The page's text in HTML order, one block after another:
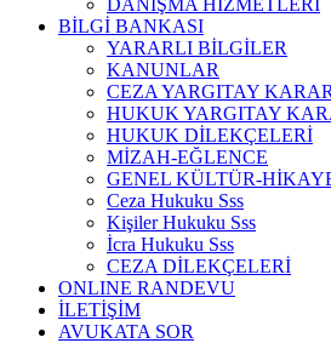
DANIŞMA HİZMETLERİ
BİLGİ BANKASI
YARARLI BİLGİLER
KANUNLAR
CEZA YARGITAY
HUKUK YARGITAY
HUKUK DİLEKÇELERİ
MİZAH-EĞLENCE
GENEL KÜLTÜR-
Ceza Hukuku Sss
Kişiler Hukuku Sss
İcra Hukuku Sss
CEZA DİLEKÇELERİ
ONLINE RANDEVU
İLETİŞİM
AVUKATA SOR